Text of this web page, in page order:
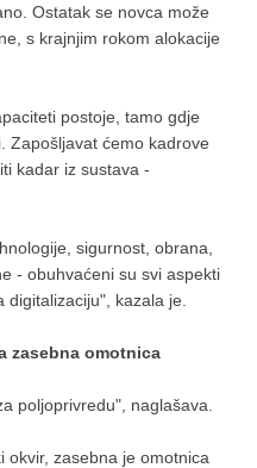
Ostatak se novca može
s krajnjim rokom alokacije
postoje, tamo gdje
Zapošljavat ćemo kadrove
kadar iz sustava -
sigurnost, obrana,
- obuhvaćeni su svi aspekti
kazala je.
zasebna omotnica
poljoprivredu", naglašava.
okvir, zasebna je omotnica